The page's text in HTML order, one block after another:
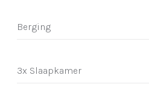
Berging
3x Slaapkamer